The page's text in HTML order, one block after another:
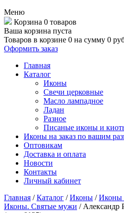
Меню
Корзина 0 товаров
Ваша корзина пуста
Товаров в корзине 0 на сумму 0
Оформить заказ
Главная
Каталог
Иконы
Свечи церковные
Масло лампадное
Ладан
Разное
Писаные иконы и
Иконы на заказ по вашим
Оптовикам
Доставка и оплата
Новости
Контакты
Личный кабинет
Главная /Каталог /Иконы /Иконы
Иконы. Святые мужи / Александр